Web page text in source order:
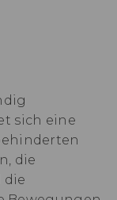
sich eine
die
die